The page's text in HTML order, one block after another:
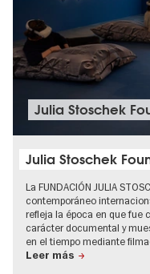
Julia Stoschek
Julia Stoschek
La FUNDACIÓN JULIA
contemporáneo
refleja la época en que fue
carácter documental y
en el tiempo mediante
Leer más